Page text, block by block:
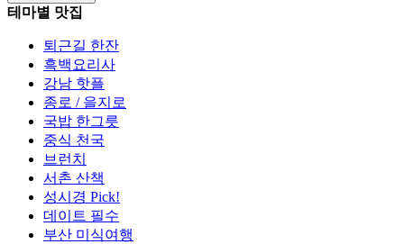
테마별 맛집
퇴근길 한잔
흑백요리사
강남 핫플
종로 / 을지로
국밥 한그릇
중식 천국
브런치
서촌 산책
성시경 Pick!
데이트 필수
부산 미식여행